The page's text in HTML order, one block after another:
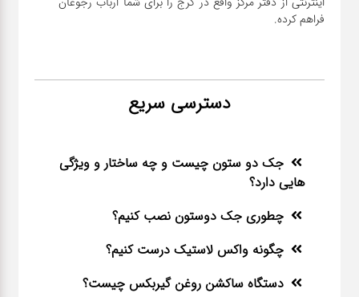
فراهم کرده.
دسترسی سریع
جک دو ستون چیست و چه ساختار و ویژگی
هایی دارد؟
چطوری جک دوستون نصب کنیم؟
چگونه واکس لاستیک درست کنیم؟
دستگاه ساکشن روغن گیربکس چیست؟